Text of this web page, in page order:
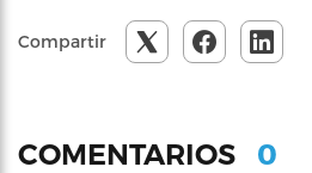
Compartir
COMENTARIOS 0